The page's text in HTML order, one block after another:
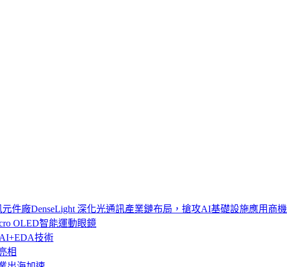
件廠DenseLight 深化光通訊產業鏈布局，搶攻AI基礎設施應用商機
OLED智能運動眼鏡
技術
相